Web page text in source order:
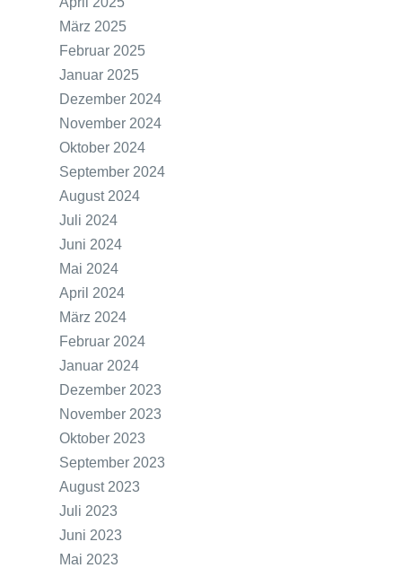
März 2025
Februar 2025
Januar 2025
Dezember 2024
November 2024
Oktober 2024
September 2024
August 2024
Juli 2024
Juni 2024
Mai 2024
April 2024
März 2024
Februar 2024
Januar 2024
Dezember 2023
November 2023
Oktober 2023
September 2023
August 2023
Juli 2023
Juni 2023
Mai 2023